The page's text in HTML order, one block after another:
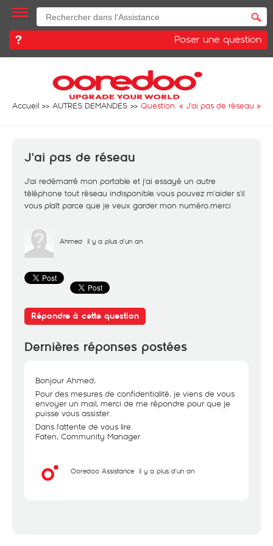
Poser une question
Accueil AUTRES DEMANDES Question: « J'ai pas de réseau »
J'ai pas de réseau
J'ai redémarré mon portable et j'ai essayé un autre
téléphone tout réseau indisponible vous pouvez m'aider s'il
vous plaît parce que je veux garder mon numéro.merci
Ahmed il y a plus d'un an
Répondre à cette question
Dernières réponses postées
Bonjour Ahmed,
Pour des mesures de confidentialité, je viens de vous
envoyer un mail, merci de me répondre pour que je
puisse vous assister.
Dans l'attente de vous lire.
Faten, Community Manager
Ooredoo Assistance il y a plus d'un an